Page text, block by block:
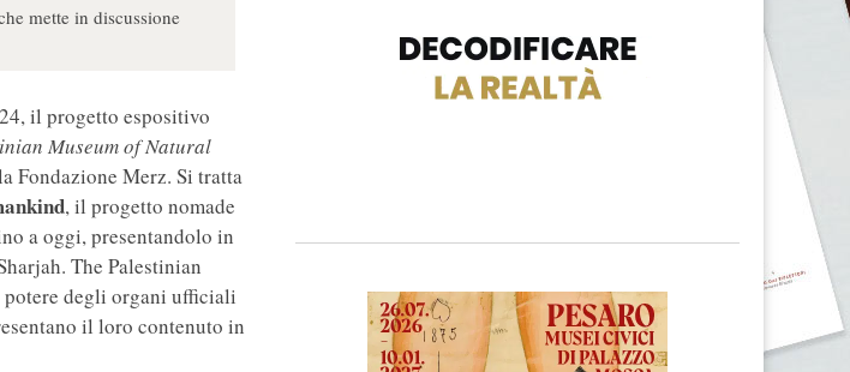
mette in discussione
il progetto espositivo
Museum of Natural
Fondazione Merz. Si tratta
, il progetto nomade
a oggi, presentandolo in
The Palestinian
degli organi ufficiali
il loro contenuto in